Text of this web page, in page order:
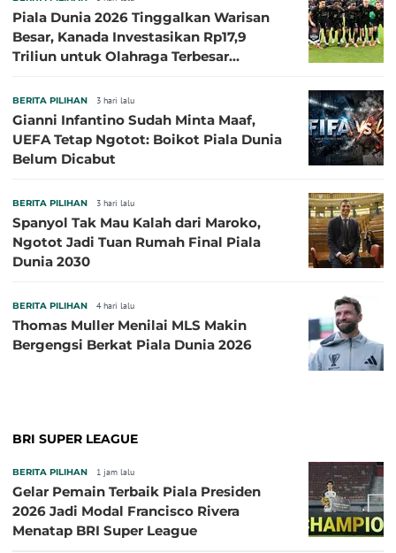
Piala Dunia 2026 Tinggalkan Warisan
Besar, Kanada Investasikan Rp17,9
Triliun untuk Olahraga Terbesar
BERITA PILIHAN 3 hari lalu
Gianni Infantino Sudah Minta Maaf,
UEFA Tetap Ngotot: Boikot Piala Dunia
Belum Dicabut
BERITA PILIHAN 3 hari lalu
Spanyol Tak Mau Kalah dari Maroko,
Ngotot Jadi Tuan Rumah Final Piala
Dunia 2030
BERITA PILIHAN 4 hari lalu
Thomas Muller Menilai MLS Makin
Bergengsi Berkat Piala Dunia 2026
BRI SUPER LEAGUE
BERITA PILIHAN 1 jam lalu
Gelar Pemain Terbaik Piala Presiden
2026 Jadi Modal Francisco Rivera
Menatap BRI Super League